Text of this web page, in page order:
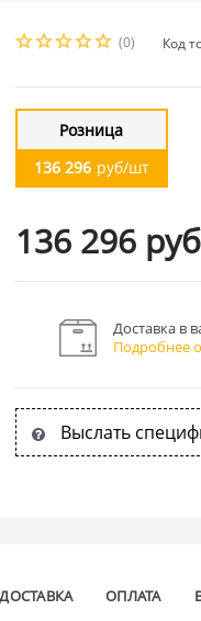
(0) Код
Розница
136 296 руб/шт
136 296
Доставка в
Подробнее
Выслать
ДОСТАВКА ОПЛАТА